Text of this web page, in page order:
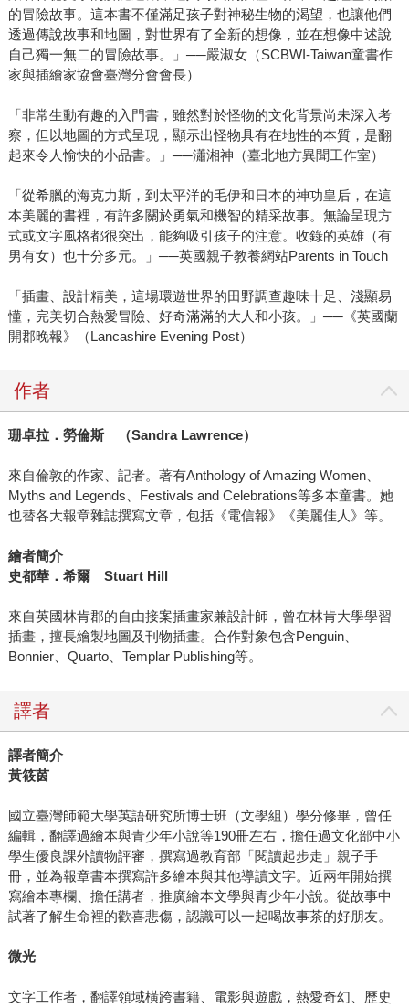
的冒險故事。這本書不僅滿足孩子對神秘生物的渴望，也讓他們
透過傳說故事和地圖，對世界有了全新的想像，並在想像中述說
自己獨一無二的冒險故事。」──嚴淑女（SCBWI-Taiwan童書作
家與插繪家協會臺灣分會會長）
「非常生動有趣的入門書，雖然對於怪物的文化背景尚未深入考
察，但以地圖的方式呈現，顯示出怪物具有在地性的本質，是翻
起來令人愉快的小品書。」──瀟湘神（臺北地方異聞工作室）
「從希臘的海克力斯，到太平洋的毛伊和日本的神功皇后，在這
本美麗的書裡，有許多關於勇氣和機智的精采故事。無論呈現方
式或文字風格都很突出，能夠吸引孩子的注意。收錄的英雄（有
男有女）也十分多元。」──英國親子教養網站Parents in Touch
「插畫、設計精美，這場環遊世界的田野調查趣味十足、淺顯易
懂，完美切合熱愛冒險、好奇滿滿的大人和小孩。」──《英國蘭
開郡晚報》（Lancashire Evening Post）
作者
珊卓拉．勞倫斯 （Sandra Lawrence）
來自倫敦的作家、記者。著有Anthology of Amazing Women、
Myths and Legends、Festivals and Celebrations等多本童書。她
也替各大報章雜誌撰寫文章，包括《電信報》《美麗佳人》等。
繪者簡介
史都華．希爾 Stuart Hill
來自英國林肯郡的自由接案插畫家兼設計師，曾在林肯大學學習
插畫，擅長繪製地圖及刊物插畫。合作對象包含Penguin、
Bonnier、Quarto、Templar Publishing等。
譯者
譯者簡介
黃筱茵
國立臺灣師範大學英語研究所博士班（文學組）學分修畢，曾任
編輯，翻譯過繪本與青少年小說等190冊左右，擔任過文化部中小
學生優良課外讀物評審，撰寫過教育部「閱讀起步走」親子手
冊，並為報章書本撰寫許多繪本與其他導讀文字。近兩年開始撰
寫繪本專欄、擔任講者，推廣繪本文學與青少年小說。從故事中
試著了解生命裡的歡喜悲傷，認識可以一起喝故事茶的好朋友。
微光
文字工作者，翻譯領域橫跨書籍、電影與遊戲，熱愛奇幻、歷史